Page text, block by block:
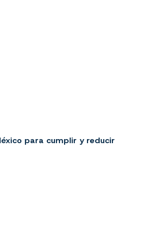
para cumplir y reducir